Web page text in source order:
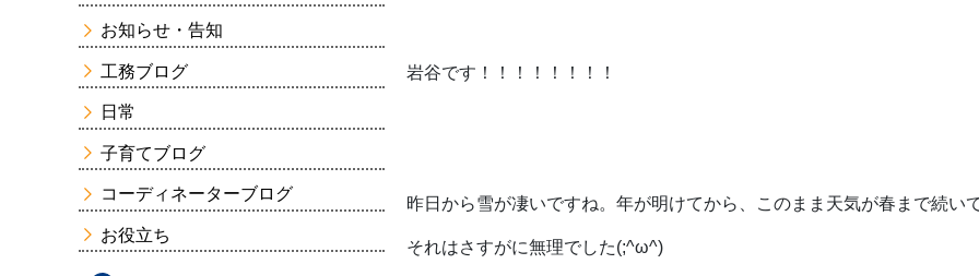
岩谷です！！！！！！！！
昨日から雪が凄いですね。年が明けてから、このまま天気が春まで続い
それはさすがに無理でした(;^ω^)
お知らせ・告知
工務ブログ
日常
子育てブログ
コーディネーターブログ
お役立ち